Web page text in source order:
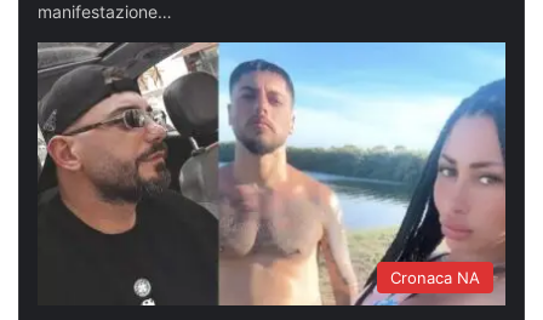
manifestazione…
Cronaca NA